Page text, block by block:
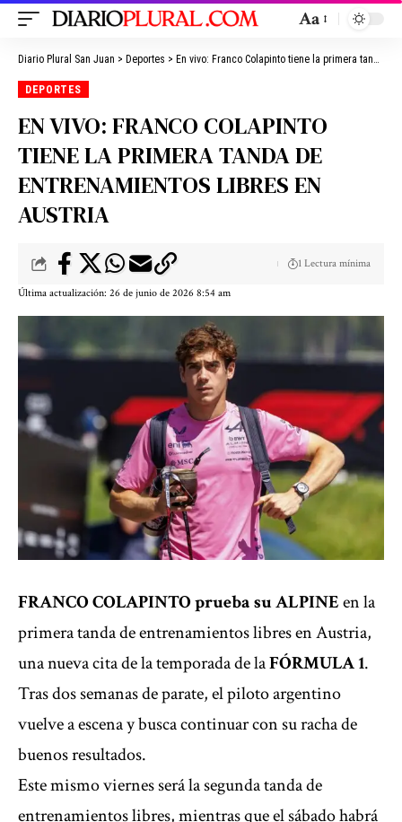
Aa
Diario Plural San Juan > Deportes > En vivo: Franco Colapinto tiene la primera tanda de entrenamientos libres en Austria
DEPORTES
EN VIVO: FRANCO COLAPINTO
TIENE LA PRIMERA TANDA DE
ENTRENAMIENTOS LIBRES EN
AUSTRIA
Última actualización: 26 de junio de 2026 8:54 am
1 Lectura mínima
FRANCO COLAPINTOprueba suALPINEen la
primera tanda de entrenamientos libres en Austria,
una nueva cita de la temporada de laFÓRMULA 1.
Tras dos semanas de parate, el piloto argentino
vuelve a escena y busca continuar con su racha de
buenos resultados.
Este mismo viernes será la segunda tanda de
entrenamientos libres, mientras que el sábado habrá